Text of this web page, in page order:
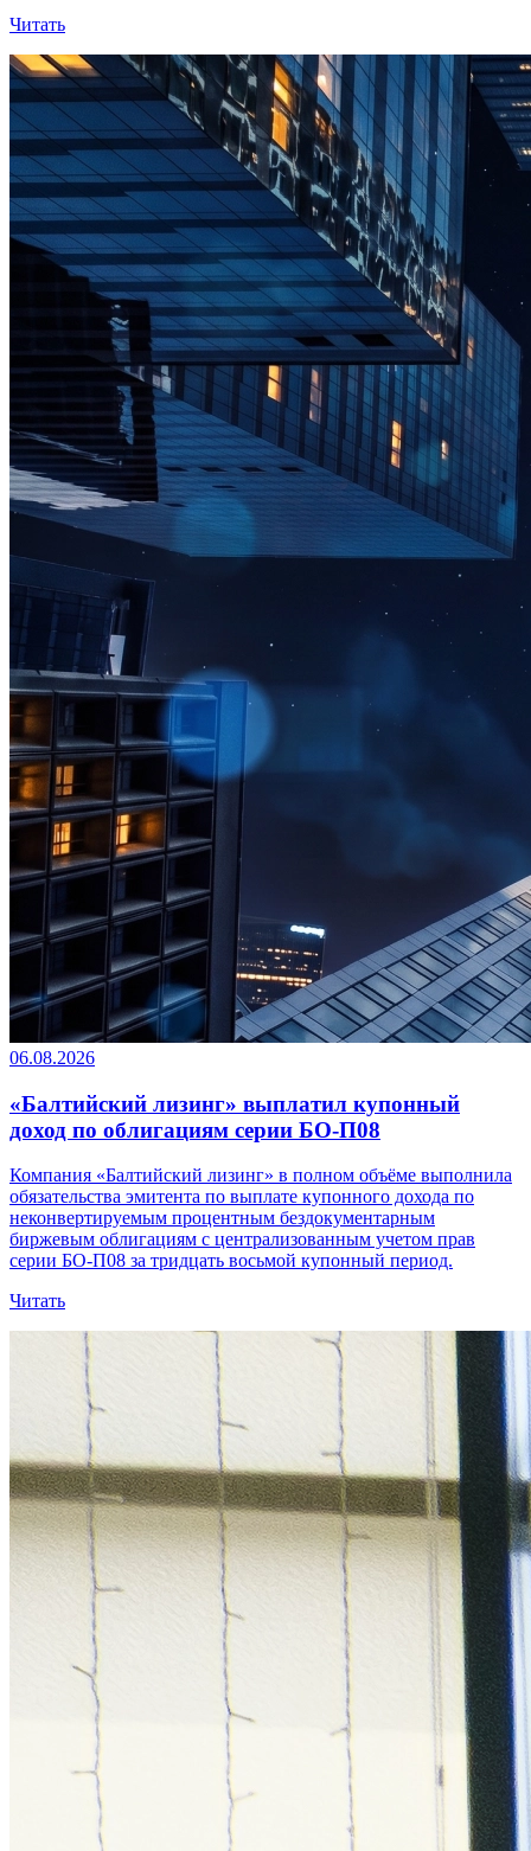
Читать
06.08.2026
«Балтийский лизинг» выплатил купонный
доход по облигациям серии БО-П08
Компания «Балтийский лизинг» в полном объёме выполнила
обязательства эмитента по выплате купонного дохода по
неконвертируемым процентным бездокументарным
биржевым облигациям с централизованным учетом прав
серии БО-П08 за тридцать восьмой купонный период.
Читать